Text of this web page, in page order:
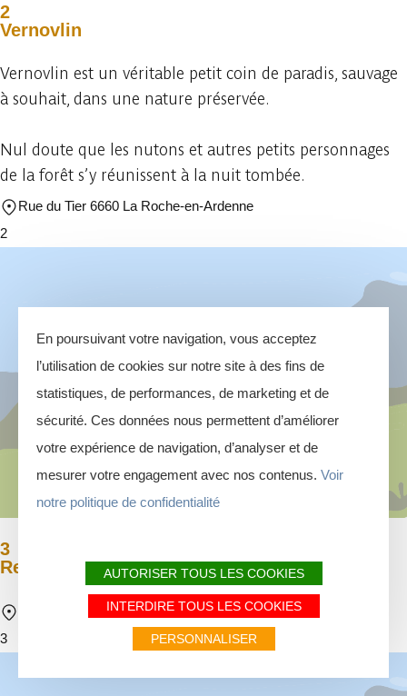
2
Vernovlin
Vernovlin est un véritable petit coin de paradis, sauvage
à souhait, dans une nature préservée.
Nul doute que les nutons et autres petits personnages
de la forêt s’y réunissent à la nuit tombée.
Rue du Tier 6660 La Roche-en-Ardenne
2
3
Rempart du Cheslé
Rue du Tier 6982 La Roche-en-Ardenne
3
En poursuivant votre navigation, vous acceptez
l’utilisation de cookies sur notre site à des fins de
statistiques, de performances, de marketing et de
sécurité. Ces données nous permettent d’améliorer
votre expérience de navigation, d’analyser et de
mesurer votre engagement avec nos contenus. Voir
notre politique de confidentialité
AUTORISER TOUS LES COOKIES
INTERDIRE TOUS LES COOKIES
PERSONNALISER